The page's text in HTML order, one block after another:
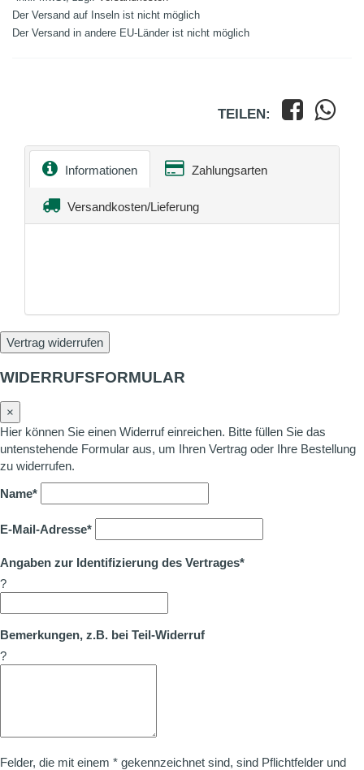
Der Versand auf Inseln ist nicht möglich
Der Versand in andere EU-Länder ist nicht möglich
TEILEN:
Informationen Zahlungsarten
Versandkosten/Lieferung
Vertrag widerrufen
WIDERRUFSFORMULAR
×
Hier können Sie einen Widerruf einreichen. Bitte füllen Sie das
untenstehende Formular aus, um Ihren Vertrag oder Ihre Bestellung
zu widerrufen.
Name*
E-Mail-Adresse*
Angaben zur Identifizierung des Vertrages*
?
Bemerkungen, z.B. bei Teil-Widerruf
?
Felder, die mit einem * gekennzeichnet sind, sind Pflichtfelder und